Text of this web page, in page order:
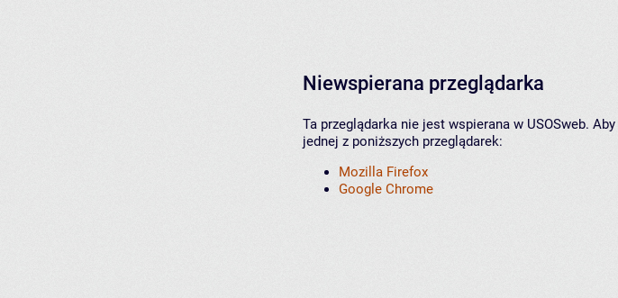
Niewspierana przeglądarka
Ta przeglądarka nie jest wspierana w USOSweb.
jednej z poniższych przeglądarek:
Mozilla Firefox
Google Chrome